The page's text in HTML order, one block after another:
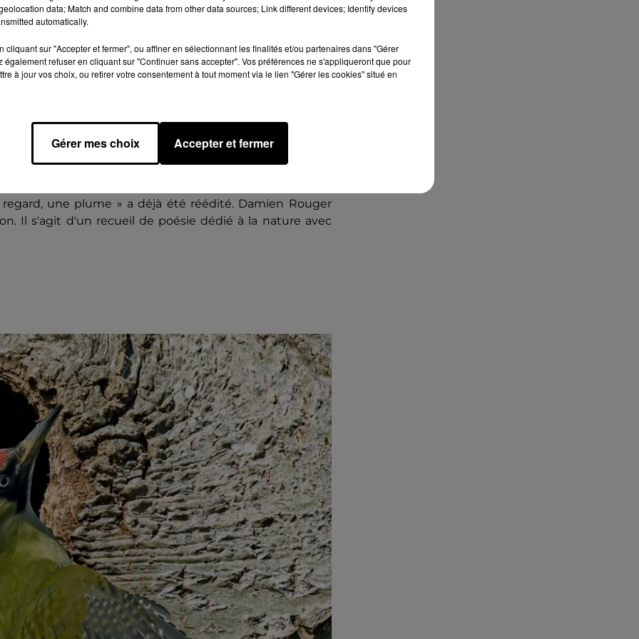
les caractéristiques marquantes des différents
avant d'obtenir l'alignement parfait dans l'oeil son
mai près de l'édicule, il sera présent de 9h00 à 18h00.
une plume » a déjà été réédité. Damien Rouger
Il s'agit d'un recueil de poésie dédié à la nature avec
édition de Stars'Terre, organisée du 18 au 20
data; Match and combine data from other data sources; Link different devices; Identify devices
automatically.
cliquant sur "Accepter et fermer", ou affiner en sélectionnant les finalités et/ou partenaires dans "Gérer
également refuser en cliquant sur "Continuer sans accepter". Vos préférences ne s'appliqueront que pour
à jour vos choix, ou retirer votre consentement à tout moment via le lien "Gérer les cookies" situé en
Gérer mes choix Accepter et fermer